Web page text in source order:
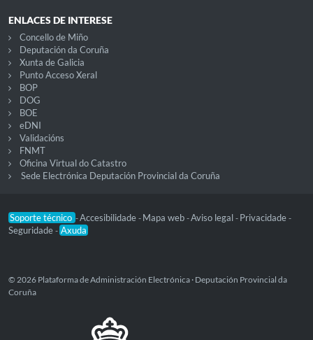
ENLACES DE INTERESE
Concello de Miño
Deputación da Coruña
Xunta de Galicia
Punto Acceso Xeral
BOP
DOG
BOE
eDNI
Validacións
FNMT
Oficina Virtual do Catastro
Sede Electrónica Deputación Provincial da Coruña
Soporte técnico -Accesibilidade - Mapa web -Aviso legal - Privacidade -
Seguridade - Axuda
© 2026 Plataforma de Administración Electrónica · Deputación Provincial da
Coruña